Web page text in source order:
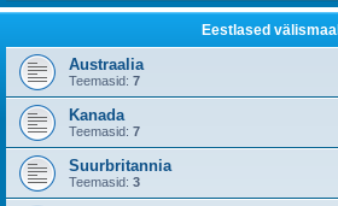
Eestlased välismaal
Austraalia
Teemasid: 7
Kanada
Teemasid: 7
Suurbritannia
Teemasid: 3